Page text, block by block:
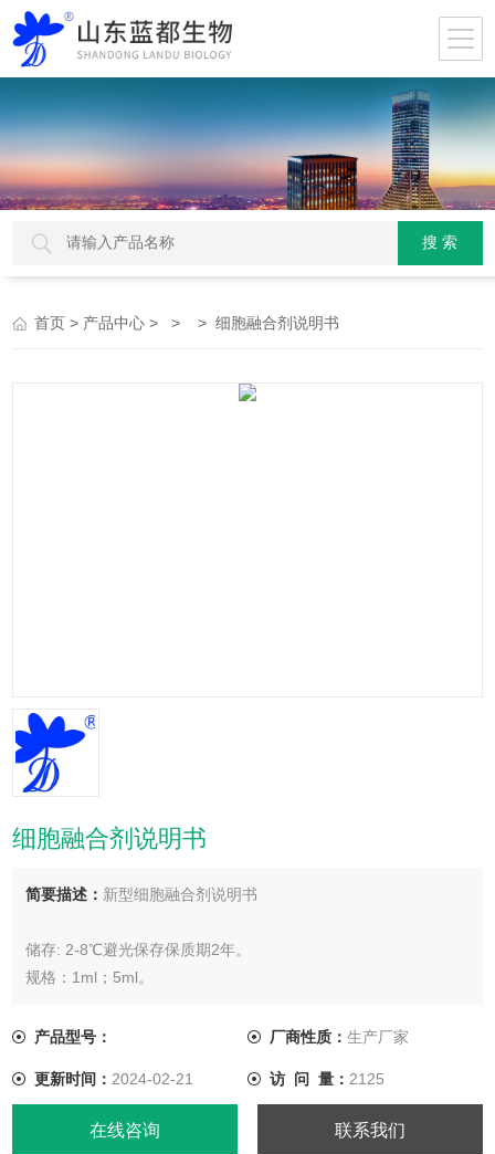
首页 > 产品中心 > > > 细胞融合剂说明书
细胞融合剂说明书
简要描述： 新型细胞融合剂说明书
储存: 2-8℃避光保存保质期2年。
规格：1ml；5ml。
产品描述
生物相容性和生物相似性。使细胞膜微破裂,促进细胞融合。
产品型号： 厂商性质： 生产厂家
更新时间： 2024-02-21 访 问 量： 2125
在线咨询 联系我们